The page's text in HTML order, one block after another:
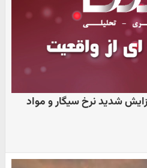
شدید نرخ سیگار و مواد